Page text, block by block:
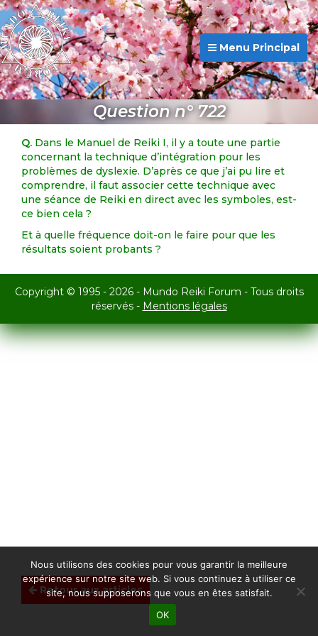
Menu Principal
Question n° 722
Retour aux articles
Q. Dans le Manuel de Reiki I, il y a toute une partie
concernant la technique d’intégration pour les
problèmes de dyslexie. D’après ce que j’ai pu lire et
comprendre, il faut associer cette technique avec
une séance de Reiki en direct avec les symboles, est-
ce bien cela ?
Et à quelle fréquence doit-on le faire pour que les
résultats soient probants ?
Copyright © 1995 - 2026 - Mundo Reiki Forum - Tous droits
réservés - Mentions légales
Nous utilisons des cookies pour vous garantir la meilleure
expérience sur notre site web. Si vous continuez à utiliser ce
site, nous supposerons que vous en êtes satisfait.
OK